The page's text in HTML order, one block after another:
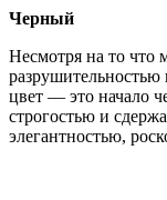
Черный
Несмотря на то что
цвет — это начало
строгостью и
элегантностью,